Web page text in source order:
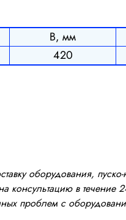
В, мм
420
оборудования,
в течение
проблем с